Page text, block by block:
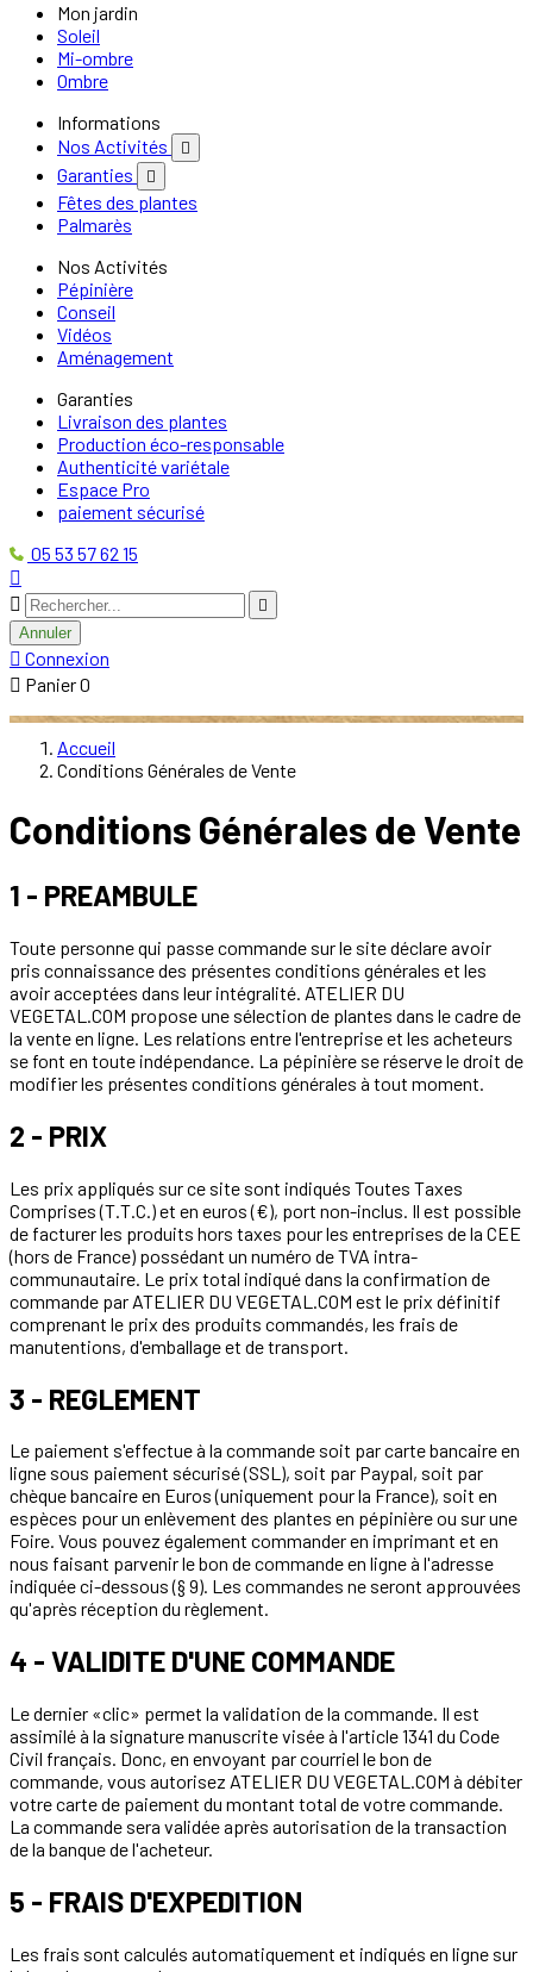
Mon jardin
Soleil
Mi-ombre
Ombre
Informations
Nos Activités

Garanties 
Fêtes des plantes
Palmarès
Nos Activités
Pépinière
Conseil
Vidéos
Aménagement
Garanties
Livraison des plantes
Production éco-responsable
Authenticité variétale
Espace Pro
paiement sécurisé
05 53 57 62 15



Annuler
 Connexion
 Panier0
Accueil
Conditions Générales de Vente
Conditions Générales de Vente
1 - PREAMBULE
Toute personne qui passe commande sur le site déclare avoir
pris connaissance des présentes conditions générales et les
avoir acceptées dans leur intégralité. ATELIER DU
VEGETAL.COM propose une sélection de plantes dans le cadre de
la vente en ligne. Les relations entre l'entreprise et les acheteurs
se font en toute indépendance. La pépinière se réserve le droit de
modifier les présentes conditions générales à tout moment.
2 - PRIX
Les prix appliqués sur ce site sont indiqués Toutes Taxes
Comprises (T.T.C.) et en euros (€), port non-inclus. Il est possible
de facturer les produits hors taxes pour les entreprises de la CEE
(hors de France) possédant un numéro de TVA intra-
communautaire. Le prix total indiqué dans la confirmation de
commande par ATELIER DU VEGETAL.COM est le prix définitif
comprenant le prix des produits commandés, les frais de
manutentions, d'emballage et de transport.
3 - REGLEMENT
Le paiement s'effectue à la commande soit parcarte bancaire en
ligne sous paiement sécurisé (SSL), soit par Paypal, soit par
chèque bancaire en Euros (uniquement pour la France), soit en
espèces pour un enlèvement des plantes en pépinière ou sur une
Foire. Vous pouvez également commander en imprimant et en
nous faisant parvenir le bon de commande en ligne à l'adresse
indiquée ci-dessous (§ 9). Les commandes ne seront approuvées
qu'après réception du règlement.
4 - VALIDITE D'UNE COMMANDE
Le dernier «clic» permet la validation de la commande. Il est
assimilé à la signature manuscrite visée à l'article 1341 du Code
Civil français. Donc, en envoyant par courriel le bon de
commande, vous autorisez ATELIER DU VEGETAL.COM à débiter
votre carte de paiement du montant total de votre commande.
La commande sera validée après autorisation de la transaction
de la banque de l'acheteur.
5 - FRAIS D'EXPEDITION
Les frais sont calculés automatiquement et indiqués en ligne sur